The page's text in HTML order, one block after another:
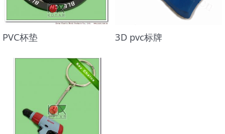
PVC杯垫 3D pvc标牌